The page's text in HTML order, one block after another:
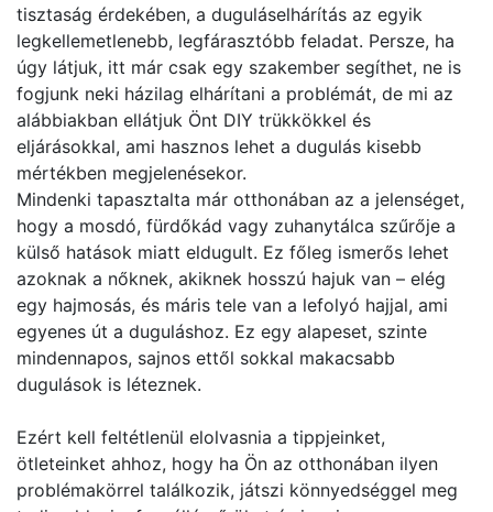
tisztaság érdekében, a duguláselhárítás az egyik
legkellemetlenebb, legfárasztóbb feladat. Persze, ha
úgy látjuk, itt már csak egy szakember segíthet, ne is
fogjunk neki házilag elhárítani a problémát, de mi az
alábbiakban ellátjuk Önt DIY trükkökkel és
eljárásokkal, ami hasznos lehet a dugulás kisebb
mértékben megjelenésekor.
Mindenki tapasztalta már otthonában az a jelenséget,
hogy a mosdó, fürdőkád vagy zuhanytálca szűrője a
külső hatások miatt eldugult. Ez főleg ismerős lehet
azoknak a nőknek, akiknek hosszú hajuk van – elég
egy hajmosás, és máris tele van a lefolyó hajjal, ami
egyenes út a duguláshoz. Ez egy alapeset, szinte
mindennapos, sajnos ettől sokkal makacsabb
dugulások is léteznek.
Ezért kell feltétlenül elolvasnia a tippjeinket,
ötleteinket ahhoz, hogy ha Ön az otthonában ilyen
problémakörrel találkozik, játszi könnyedséggel meg